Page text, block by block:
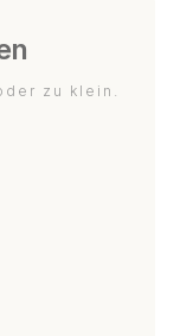
zu klein.